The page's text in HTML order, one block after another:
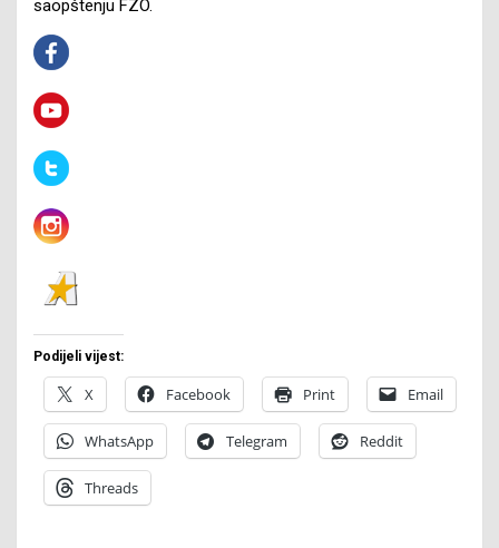
saopštenju FZO.
Podijeli vijest:
X Facebook Print Email
WhatsApp Telegram Reddit
Threads